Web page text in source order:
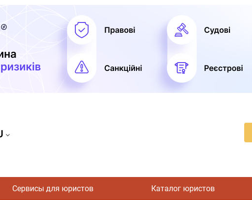
Сервисы для юристов Каталог юристов